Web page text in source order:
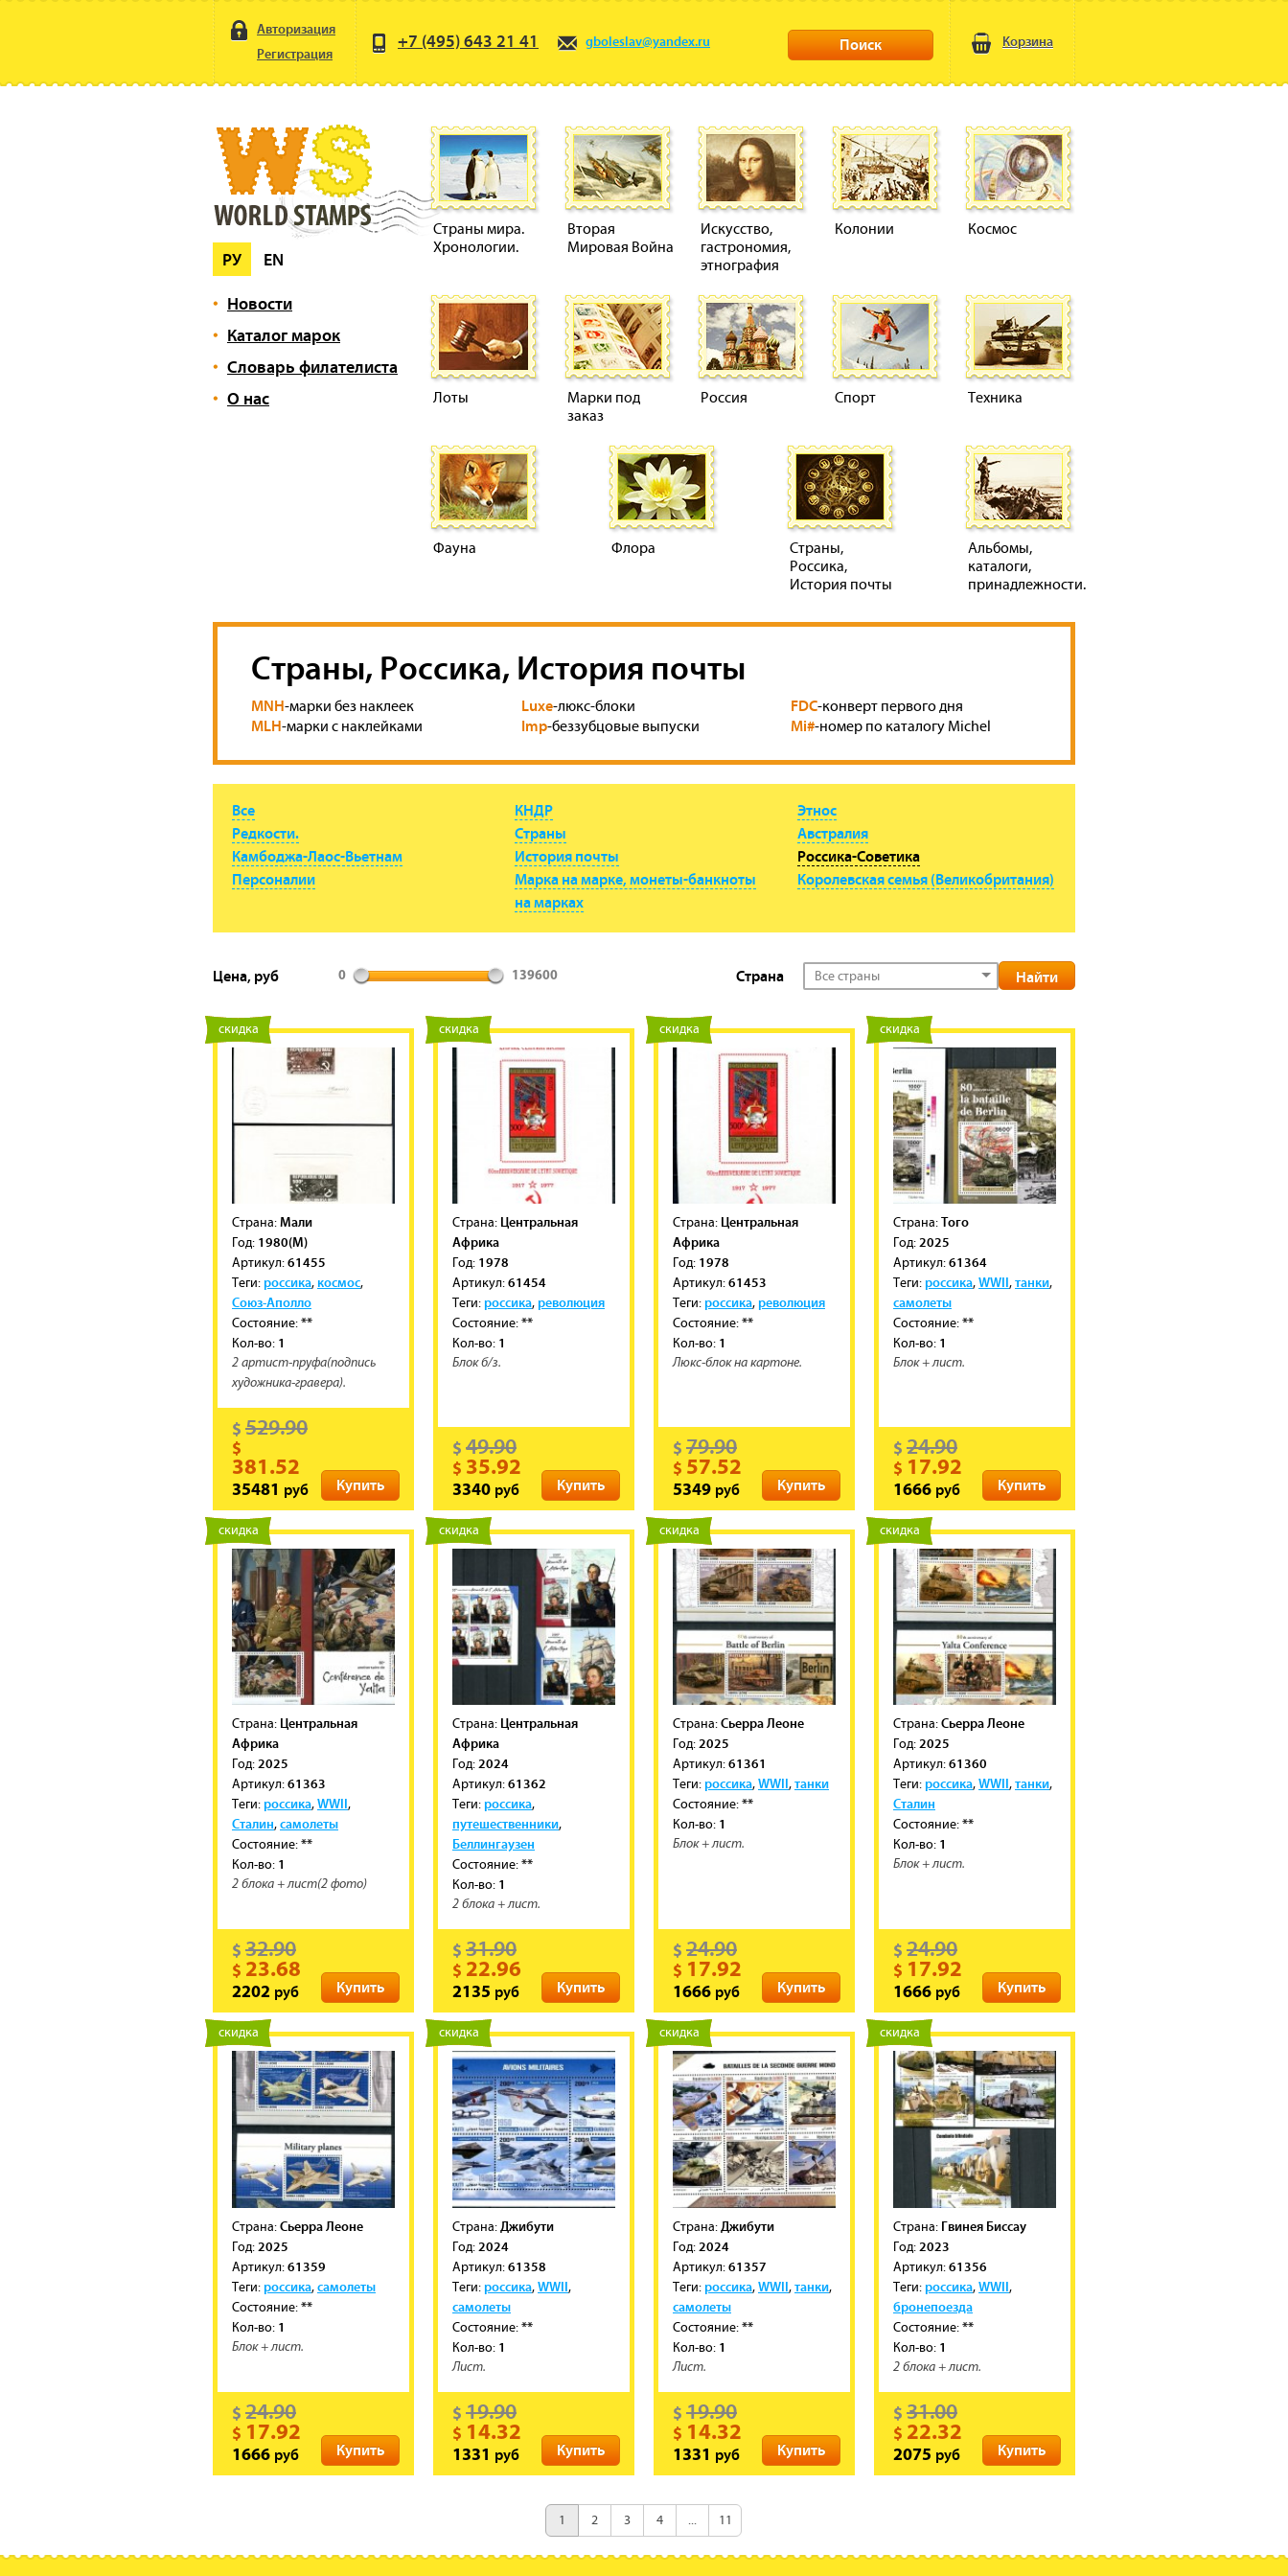
Корзина
Авторизация
Регистрация
+7 (495) 643 21 41 gboleslav@yandex.ru Поиск
РУ
EN
Новости
Каталог марок
Словарь филателиста
О нас
Страны мира.
Хронологии.
Вторая
Мировая Война
Искусство,
гастрономия,
этнография
Колонии Космос
Лоты
Марки под
заказ
Россия Спорт Техника
Фауна Флора
Страны,
Россика,
История почты
Альбомы,
каталоги,
принадлежности.
Страны, Россика, История почты
MNH-марки без наклеек Luxe-люкс-блоки FDC-конверт первого дня
MLH-марки с наклейками Imp-беззубцовые выпуски Mi#-номер по каталогу Michel
Все КНДР
Этнос
Редкости.
Страны
Австралия
Камбоджа-Лаос-Вьетнам
История почты
Россика-Советика
Персоналии
Марка на марке, монеты-банкноты
на марках
Королевская семья (Великобритания)
Цена, руб 0 139600 Страна Все страны
новинка
скидка
Cтрана:Мали
Год: 1980(M)
Артикул:61455
Теги:россика, космос,
Союз-Аполло
Состояние:**
Кол-во: 1
2 артист-пруфа(подпись
художника-гравера).
Купить
$ 529.90
$
381.52
35481 руб
новинка
скидка
Cтрана: Центральная
Африка
Год: 1978
Артикул:61454
Теги:россика,революция
Состояние:**
Кол-во: 1
Блок б/з.
Купить
$ 49.90
$ 35.92
3340 руб
новинка
скидка
Cтрана: Центральная
Африка
Год: 1978
Артикул:61453
Теги:россика,революция
Состояние:**
Кол-во: 1
Люкс-блок на картоне.
Купить
$ 79.90
$ 57.52
5349 руб
новинка
скидка
Cтрана:Того
Год:2025
Артикул:61364
Теги:россика,WWII,танки,
самолеты
Состояние:**
Кол-во: 1
Блок + лист.
Купить
$ 24.90
$ 17.92
1666 руб
новинка
скидка
Cтрана: Центральная
Африка
Год:2025
Артикул:61363
Теги:россика,WWII,
Сталин,самолеты
Состояние:**
Кол-во: 1
2 блока + лист(2 фото)
Купить
$ 32.90
$ 23.68
2202 руб
новинка
скидка
Cтрана: Центральная
Африка
Год:2024
Артикул:61362
Теги:россика,
путешественники,
Беллингаузен
Состояние:**
Кол-во: 1
2 блока + лист.
Купить
$ 31.90
$ 22.96
2135 руб
новинка
скидка
Cтрана:Сьерра Леоне
Год:2025
Артикул:61361
Теги:россика,WWII,танки
Состояние:**
Кол-во: 1
Блок + лист.
Купить
$ 24.90
$ 17.92
1666 руб
новинка
скидка
Cтрана:Сьерра Леоне
Год:2025
Артикул:61360
Теги:россика,WWII,танки,
Сталин
Состояние:**
Кол-во: 1
Блок + лист.
Купить
$ 24.90
$ 17.92
1666 руб
новинка
скидка
Cтрана:Сьерра Леоне
Год: 2025
Артикул:61359
Теги:россика,самолеты
Состояние:**
Кол-во: 1
Блок + лист.
Купить
$ 24.90
$ 17.92
1666 руб
новинка
скидка
Cтрана: Джибути
Год: 2024
Артикул:61358
Теги:россика,WWII,
самолеты
Состояние:**
Кол-во: 1
Лист.
Купить
$ 19.90
$ 14.32
1331 руб
новинка
скидка
Cтрана: Джибути
Год: 2024
Артикул:61357
Теги:россика,WWII,танки,
самолеты
Состояние:**
Кол-во: 1
Лист.
Купить
$ 19.90
$ 14.32
1331 руб
новинка
скидка
Cтрана: Гвинея Биссау
Год: 2023
Артикул:61356
Теги:россика,WWII,
бронепоезда
Состояние:**
Кол-во: 1
2 блока + лист.
Купить
$ 31.00
$ 22.32
2075 руб
1 2 3 4 ... 11